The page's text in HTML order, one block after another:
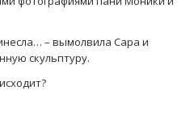
– вымолвила Сара и
скульптуру.